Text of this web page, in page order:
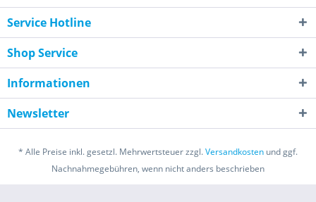
Service Hotline
Shop Service
Informationen
Newsletter
* Alle Preise inkl. gesetzl. Mehrwertsteuer zzgl.Versandkosten und ggf.
Nachnahmegebühren, wenn nicht anders beschrieben